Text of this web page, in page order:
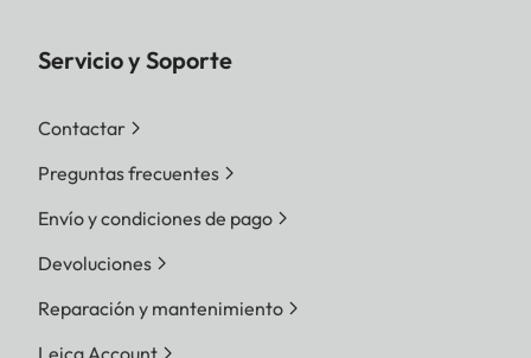
Servicio y Soporte
Contactar
Preguntas frecuentes
Envío y condiciones de pago
Devoluciones
Reparación y mantenimiento
Leica Account